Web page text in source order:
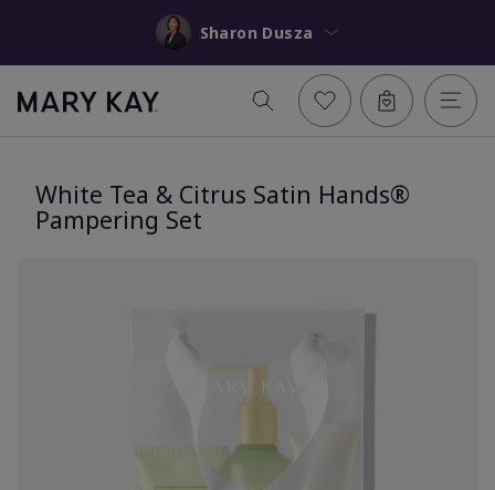
Sharon Dusza
White Tea & Citrus Satin Hands®
Pampering Set